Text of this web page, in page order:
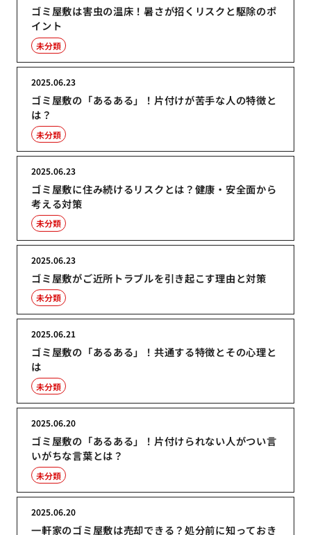
ゴミ屋敷は害虫の温床！暑さが招くリスクと駆除のポ
イント
未分類
ゴミ屋敷の「あるある」！片付けが苦手な人の特徴と
は？
2025.06.23
未分類
ゴミ屋敷に住み続けるリスクとは？健康・安全面から
考える対策
2025.06.23
未分類
ゴミ屋敷がご近所トラブルを引き起こす理由と対策
2025.06.23
未分類
ゴミ屋敷の「あるある」！共通する特徴とその心理と
は
2025.06.21
未分類
ゴミ屋敷の「あるある」！片付けられない人がつい言
いがちな言葉とは？
2025.06.20
未分類
一軒家のゴミ屋敷は売却できる？処分前に知っておき
2025.06.20